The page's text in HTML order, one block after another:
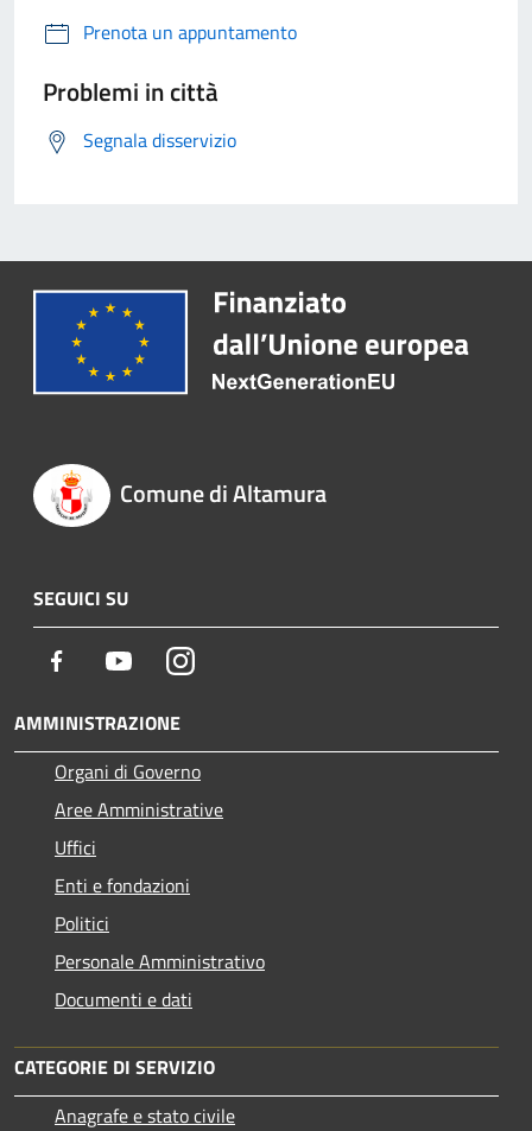
Prenota un appuntamento
Problemi in città
Segnala disservizio
Comune di Altamura
SEGUICI SU
Facebook YoutubeInstagram
AMMINISTRAZIONE
Organi di Governo
Aree Amministrative
Uffici
Enti e fondazioni
Politici
Personale Amministrativo
Documenti e dati
CATEGORIE DI SERVIZIO
Anagrafe e stato civile